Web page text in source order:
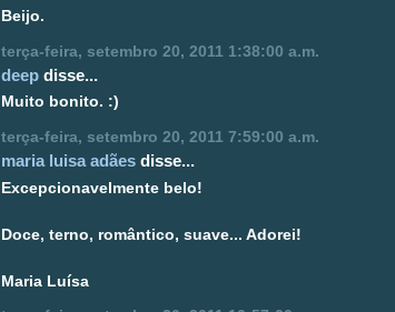
Beijo.
terça-feira, setembro 20, 2011 1:38:00 a.m.
deep disse...
Muito bonito. :)
terça-feira, setembro 20, 2011 7:59:00 a.m.
maria luisa adães disse...
Excepcionavelmente belo!
Doce, terno, romântico, suave... Adorei!
Maria Luísa